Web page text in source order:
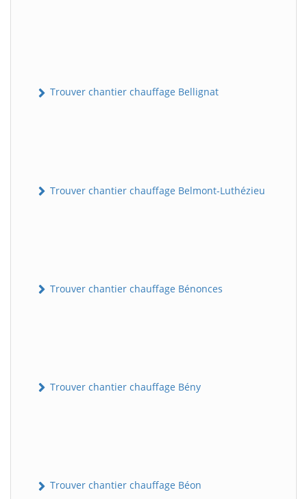
Trouver chantier chauffage Bellignat
Trouver chantier chauffage Belmont-Luthézieu
Trouver chantier chauffage Bénonces
Trouver chantier chauffage Bény
Trouver chantier chauffage Béon